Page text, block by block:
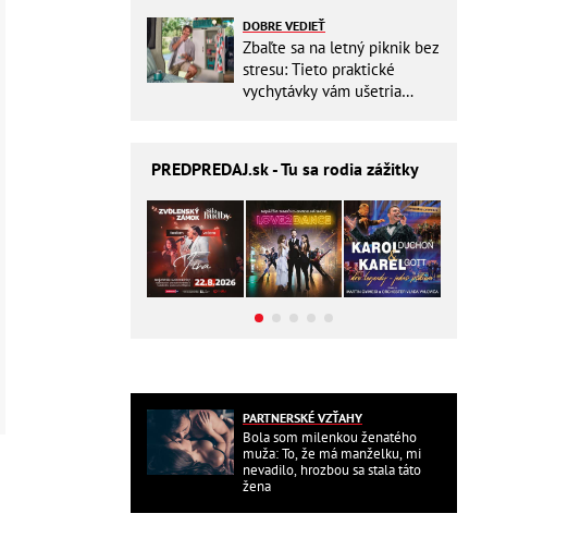
DOBRE VEDIEŤ
Zbaľte sa na letný piknik bez
stresu: Tieto praktické
vychytávky vám ušetria
PREDPREDAJ.sk - Tu sa rodia zážitky
PARTNERSKÉ VZŤAHY
Bola som milenkou ženatého
muža: To, že má manželku, mi
nevadilo, hrozbou sa stala táto
žena